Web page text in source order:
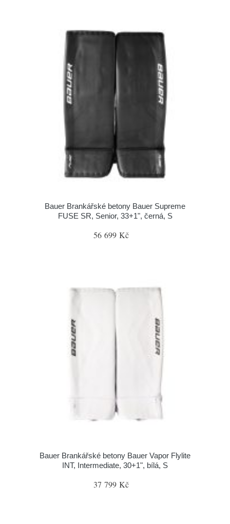
Bauer Brankářské betony Bauer Supreme
FUSE SR, Senior, 33+1", černá, S
56 699 Kč
Bauer Brankářské betony Bauer Vapor Flylite
INT, Intermediate, 30+1", bílá, S
37 799 Kč